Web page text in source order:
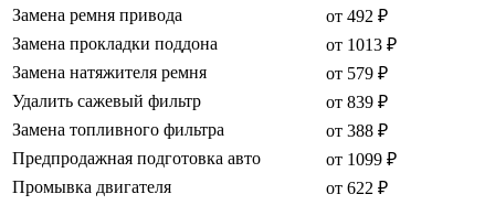
Замена ремня привода
от 492 ₽
Замена прокладки поддона
от 1013 ₽
Замена натяжителя ремня
от 579 ₽
Удалить сажевый фильтр
от 839 ₽
Замена топливного фильтра
от 388 ₽
Предпродажная подготовка авто
от 1099 ₽
Промывка двигателя
от 622 ₽